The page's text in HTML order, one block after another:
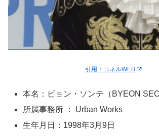
引用：コネルWEB
本名：ビョン・ソンテ（BYEON
所属事務所 ： Urban Works
生年月日：1998年3月9日